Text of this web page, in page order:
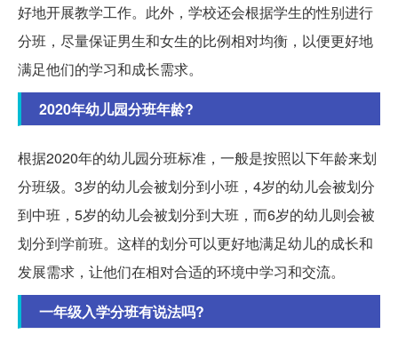
好地开展教学工作。此外，学校还会根据学生的性别进行
分班，尽量保证男生和女生的比例相对均衡，以便更好地
满足他们的学习和成长需求。
2020年幼儿园分班年龄?
根据2020年的幼儿园分班标准，一般是按照以下年龄来划
分班级。3岁的幼儿会被划分到小班，4岁的幼儿会被划分
到中班，5岁的幼儿会被划分到大班，而6岁的幼儿则会被
划分到学前班。这样的划分可以更好地满足幼儿的成长和
发展需求，让他们在相对合适的环境中学习和交流。
一年级入学分班有说法吗?